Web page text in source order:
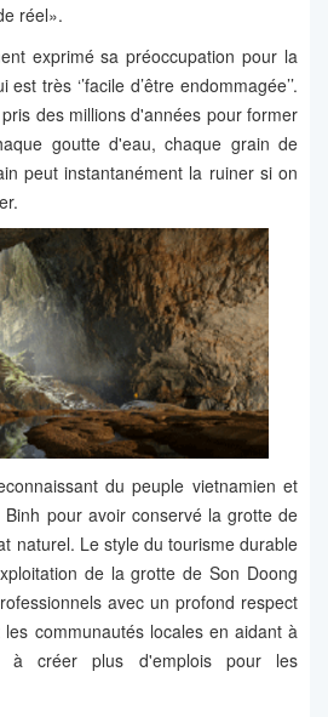
réel».
exprimé sa préoccupation pour la
très ‘’facile d’être endommagée’’.
des millions d'années pour former
goutte d'eau, chaque grain de
peut instantanément la ruiner si on
du peuple vietnamien et
pour avoir conservé la grotte de
naturel. Le style du tourisme durable
de la grotte de Son Doong
avec un profond respect
communautés locales en aidant à
à créer plus d'emplois pour les